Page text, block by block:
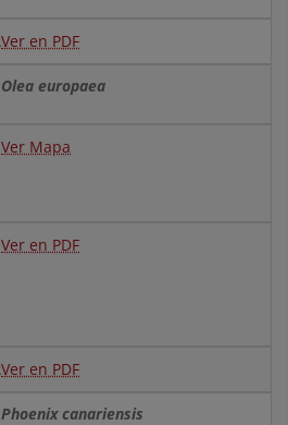
Ver en PDF
Olea europaea
Ver Mapa
Ver en PDF
Ver en PDF
Phoenix canariensis